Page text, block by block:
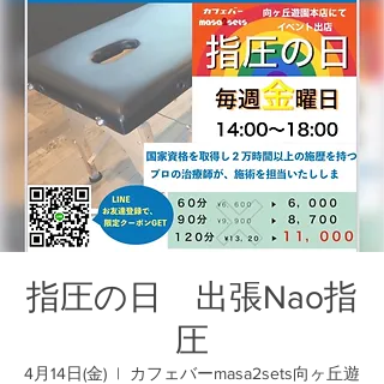
指圧の日 出張Nao指
圧
4月14日(金)
  |
カフェバーmasa2sets向ヶ丘遊